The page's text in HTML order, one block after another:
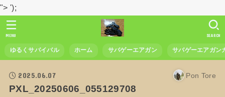
"> ');
ゆるくサバイバル ホーム サバゲーエアガン サバゲーエアガン
SEARCH
MENU
2025.06.07 Pon Tore
PXL_20250606_055129708